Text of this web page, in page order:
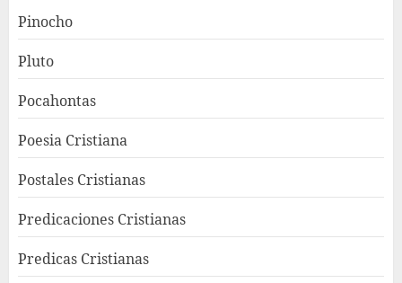
Pinocho
Pluto
Pocahontas
Poesia Cristiana
Postales Cristianas
Predicaciones Cristianas
Predicas Cristianas